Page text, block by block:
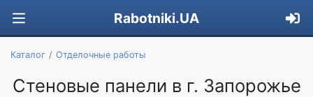
Rabotniki.UA
Каталог Отделочные работы
Стеновые панели в г. Запорожье